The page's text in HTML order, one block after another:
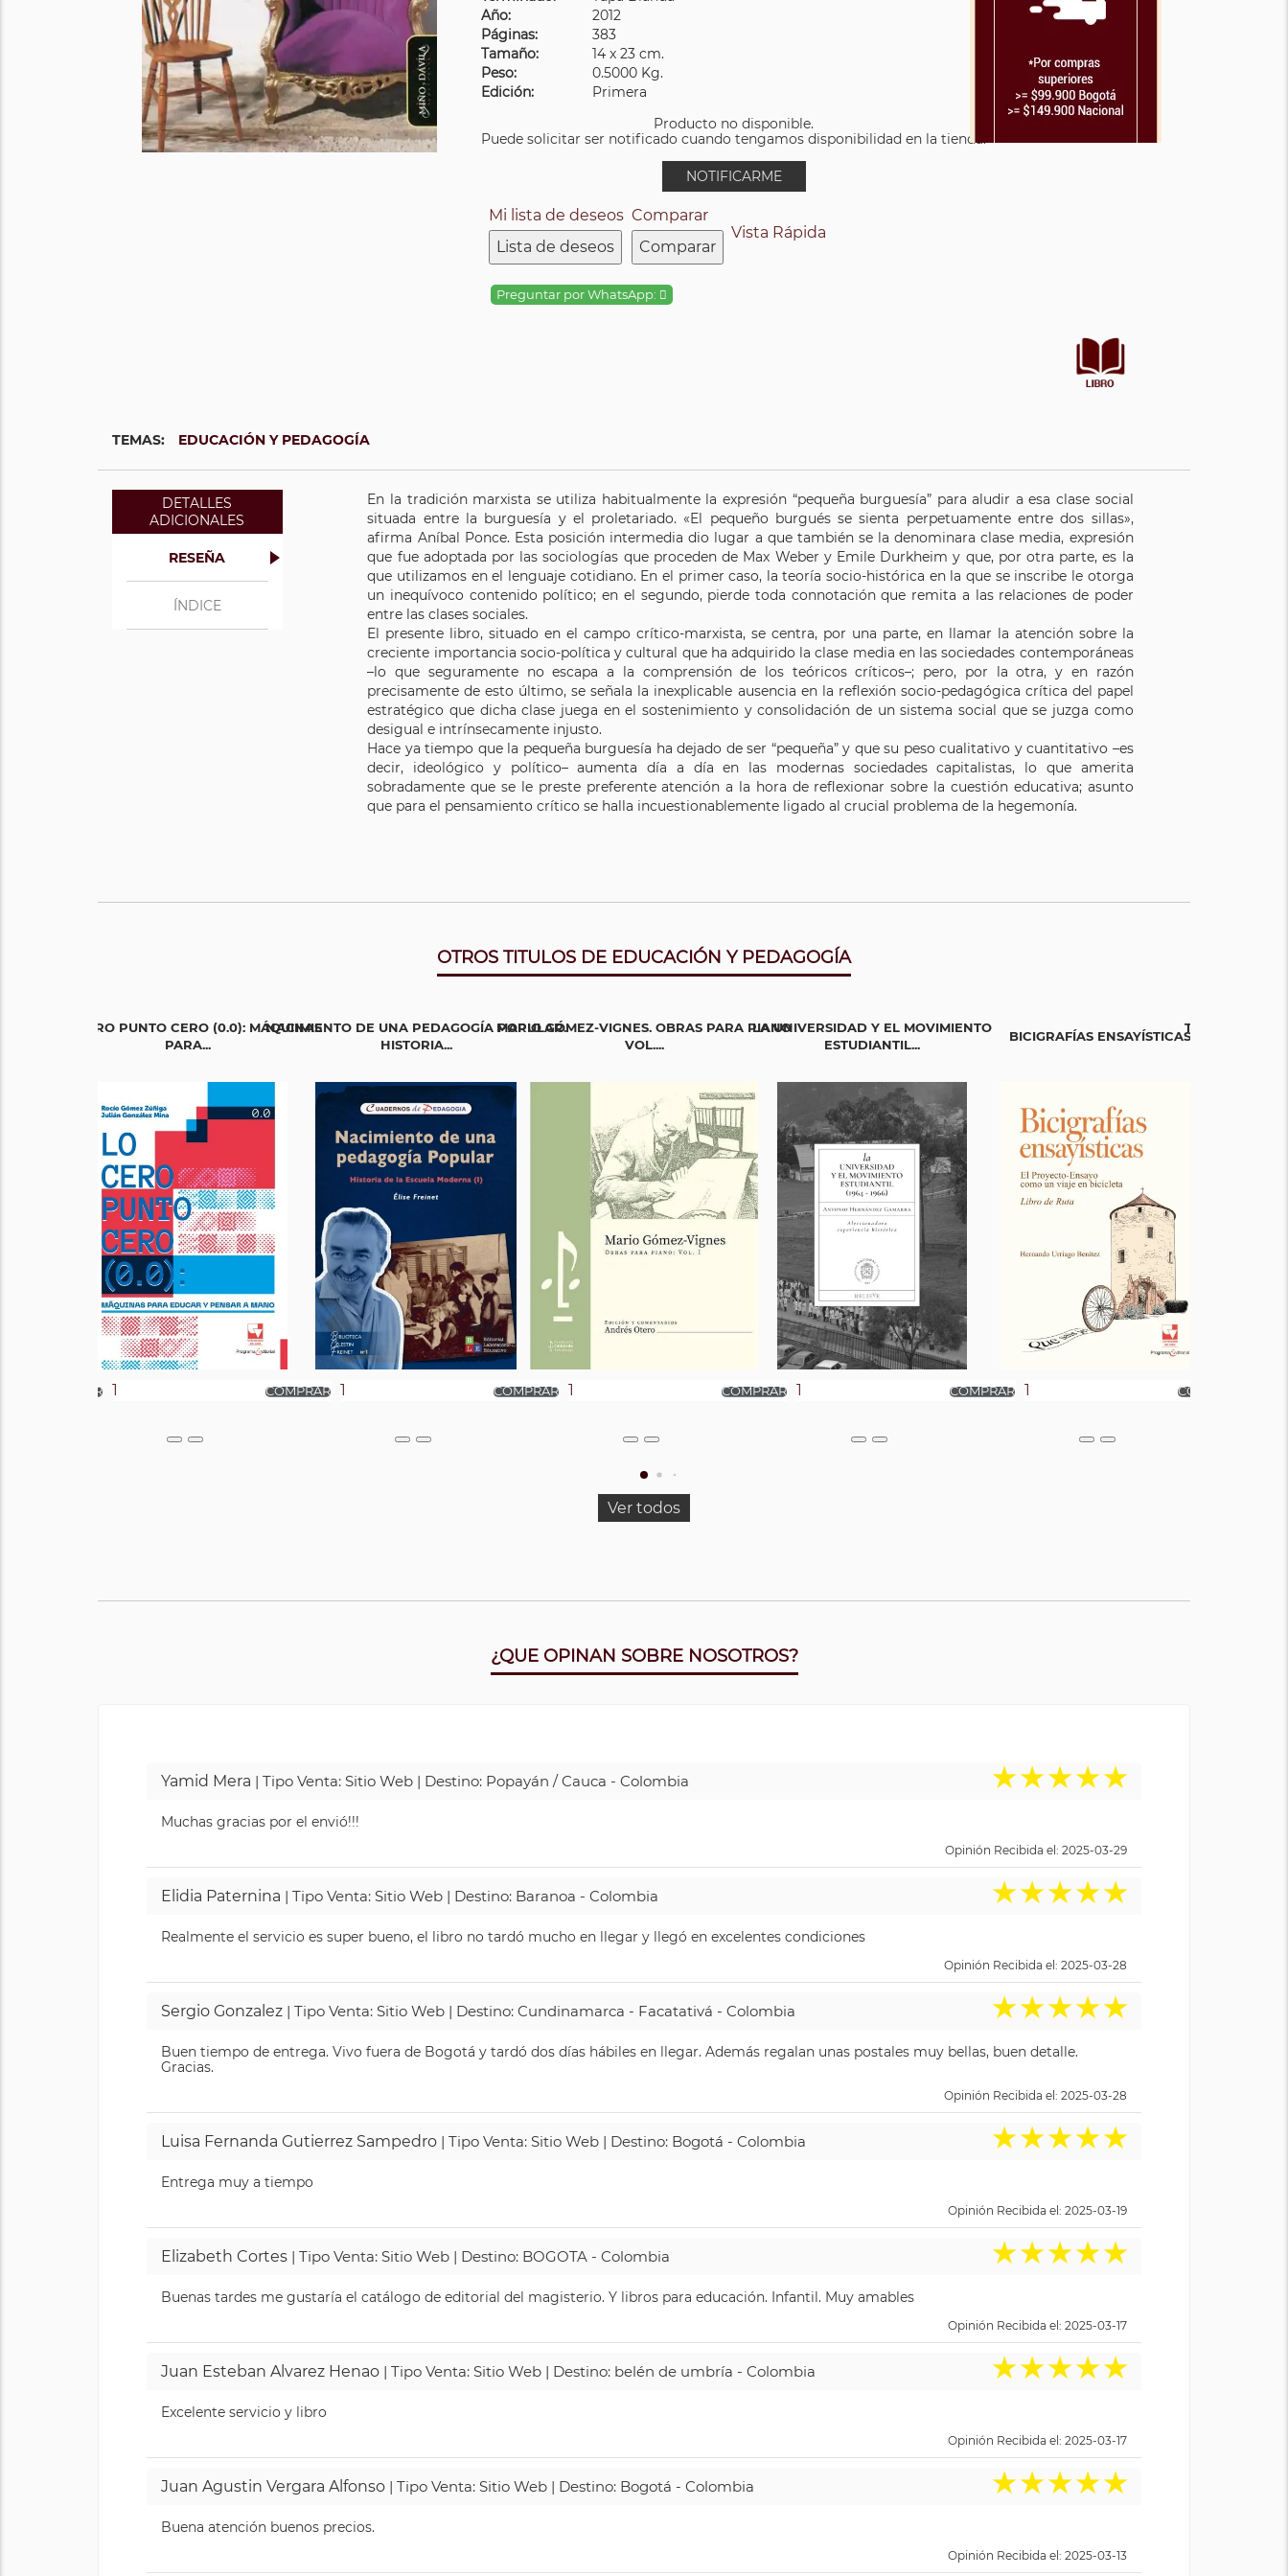
Año:
2012
Páginas:
383
Tamaño:
14 x 23 cm.
Peso:
0.5000 Kg.
Edición:
Primera
Producto no disponible.
Puede solicitar ser notificado cuando tengamos disponibilidad en la tienda.
NOTIFICARME
Mi lista de deseos
Lista de deseos
Comparar
Comparar
Vista Rápida
Preguntar por WhatsApp:
TEMAS: EDUCACIÓN Y PEDAGOGÍA
DETALLES
ADICIONALES
RESEÑA
ÍNDICE
En la tradición marxista se utiliza habitualmente la expresión “pequeña burguesía” para aludir a esa clase social
situada entre la burguesía y el proletariado. «El pequeño burgués se sienta perpetuamente entre dos sillas»,
afirma Aníbal Ponce. Esta posición intermedia dio lugar a que también se la denominara clase media, expresión
que fue adoptada por las sociologías que proceden de Max Weber y Emile Durkheim y que, por otra parte, es la
que utilizamos en el lenguaje cotidiano. En el primer caso, la teoría socio-histórica en la que se inscribe le otorga
un inequívoco contenido político; en el segundo, pierde toda connotación que remita a las relaciones de poder
entre las clases sociales.
El presente libro, situado en el campo crítico-marxista, se centra, por una parte, en llamar la atención sobre la
creciente importancia socio-política y cultural que ha adquirido la clase media en las sociedades contemporáneas
–lo que seguramente no escapa a la comprensión de los teóricos críticos–; pero, por la otra, y en razón
precisamente de esto último, se señala la inexplicable ausencia en la reflexión socio-pedagógica crítica del papel
estratégico que dicha clase juega en el sostenimiento y consolidación de un sistema social que se juzga como
desigual e intrínsecamente injusto.
Hace ya tiempo que la pequeña burguesía ha dejado de ser “pequeña” y que su peso cualitativo y cuantitativo –es
decir, ideológico y político– aumenta día a día en las modernas sociedades capitalistas, lo que amerita
sobradamente que se le preste preferente atención a la hora de reflexionar sobre la cuestión educativa; asunto
que para el pensamiento crítico se halla incuestionablemente ligado al crucial problema de la hegemonía.
OTROS TITULOS DE EDUCACIÓN Y PEDAGOGÍA
LO CERO PUNTO CERO (0.0): MÁQUINAS
PARA...
NACIMIENTO DE UNA PEDAGOGÍA POPULAR.
HISTORIA...
MARIO GÓMEZ-VIGNES. OBRAS PARA PIANO
VOL....
LA UNIVERSIDAD Y EL MOVIMIENTO
ESTUDIANTIL...
BICIGRAFÍAS ENSAYÍSTICAS
TEJIENDO
Ver todos
¿QUE OPINAN SOBRE NOSOTROS?
Yamid Mera | Tipo Venta: Sitio Web | Destino: Popayán / Cauca - Colombia ★★★★★
Muchas gracias por el envió!!!
Opinión Recibida el: 2025-03-29
Elidia Paternina | Tipo Venta: Sitio Web | Destino: Baranoa - Colombia ★★★★★
Realmente el servicio es super bueno, el libro no tardó mucho en llegar y llegó en excelentes condiciones
Opinión Recibida el: 2025-03-28
Sergio Gonzalez | Tipo Venta: Sitio Web | Destino: Cundinamarca - Facatativá - Colombia ★★★★★
Buen tiempo de entrega. Vivo fuera de Bogotá y tardó dos días hábiles en llegar. Además regalan unas postales muy bellas, buen detalle.
Gracias.
Opinión Recibida el: 2025-03-28
Luisa Fernanda Gutierrez Sampedro | Tipo Venta: Sitio Web | Destino: Bogotá - Colombia ★★★★★
Entrega muy a tiempo
Opinión Recibida el: 2025-03-19
Elizabeth Cortes | Tipo Venta: Sitio Web | Destino: BOGOTA - Colombia ★★★★★
Buenas tardes me gustaría el catálogo de editorial del magisterio. Y libros para educación. Infantil. Muy amables
Opinión Recibida el: 2025-03-17
Juan Esteban Alvarez Henao | Tipo Venta: Sitio Web | Destino: belén de umbría - Colombia ★★★★★
Excelente servicio y libro
Opinión Recibida el: 2025-03-17
Juan Agustin Vergara Alfonso | Tipo Venta: Sitio Web | Destino: Bogotá - Colombia ★★★★★
Buena atención buenos precios.
Opinión Recibida el: 2025-03-13